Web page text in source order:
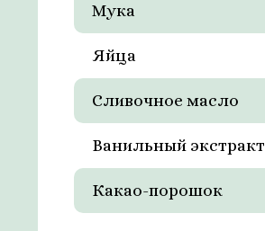
Мука
Яйца
Сливочное масло
Ванильный экстракт
Какао-порошок